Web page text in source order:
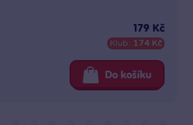
179 Kč
Klub: 174 Kč
Do košíku